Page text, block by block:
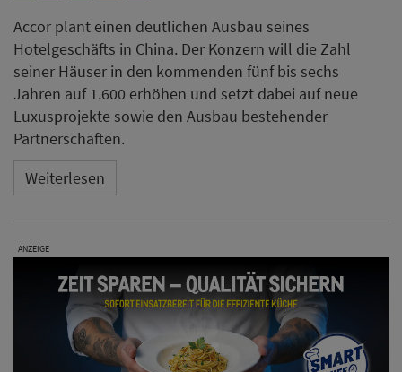
Accor plant einen deutlichen Ausbau seines
Hotelgeschäfts in China. Der Konzern will die Zahl
seiner Häuser in den kommenden fünf bis sechs
Jahren auf 1.600 erhöhen und setzt dabei auf neue
Luxusprojekte sowie den Ausbau bestehender
Partnerschaften.
Weiterlesen
ANZEIGE